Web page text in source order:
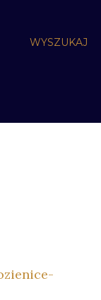
WYSZUKAJ